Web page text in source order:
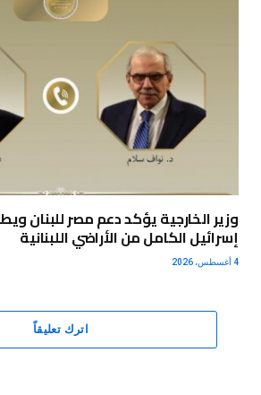
وزير الخارجية يؤكد دعم مصر للبنان
إسرائيل الكامل من الأراضي اللبنانية
4 أغسطس، 2026
اترك تعليقاً